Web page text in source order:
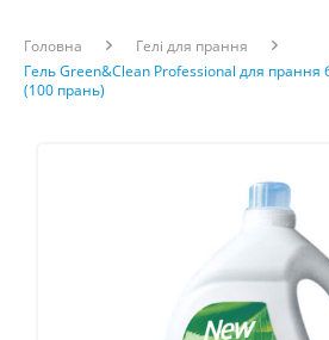
Головна
Гелі для прання
Гель Green&Clean Professional для прання
(100 прань)